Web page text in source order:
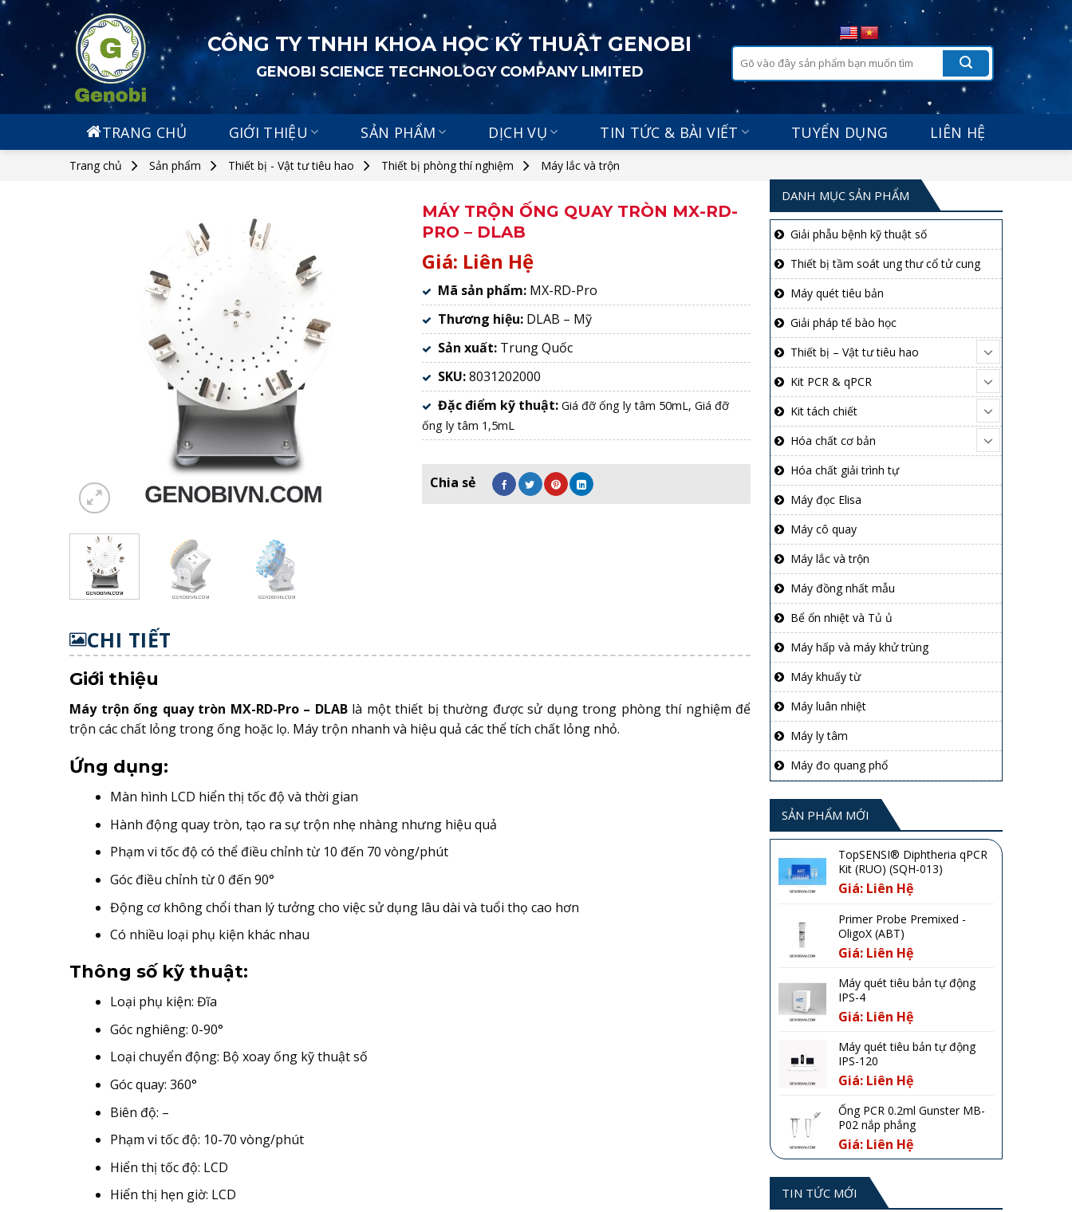
Skip
to
content
CÔNG TY TNHH KHOA HỌC KỸ THUẬT GENOBI
GENOBI SCIENCE TECHNOLOGY COMPANY LIMITED
kiếm:
TRANG CHỦ GIỚI THIỆU SẢN PHẨM DỊCH VỤ TIN TỨC & BÀI VIẾT TUYỂN DỤNG LIÊN HỆ
Trang chủ Sản phẩm Thiết bị - Vật tư tiêu hao Thiết bị phòng thí nghiệm Máy lắc và trộn
DANH MỤC SẢN PHẨM
Giải phẫu bệnh kỹ thuật số
Thiết bị tầm soát ung thư cổ tử cung
Máy quét tiêu bản
Giải pháp tế bào học
Thiết bị – Vật tư tiêu hao
Kit PCR & qPCR
Kit tách chiết
Hóa chất cơ bản
Hóa chất giải trình tự
Máy đọc Elisa
Máy cô quay
Máy lắc và trộn
Máy đồng nhất mẫu
Bể ổn nhiệt và Tủ ủ
Máy hấp và máy khử trùng
Máy khuấy từ
Máy luân nhiệt
Máy ly tâm
Máy đo quang phổ
SẢN PHẨM MỚI
TopSENSI® Diphtheria qPCR
Kit (RUO) (SQH-013)
Giá: Liên Hệ
Primer Probe Premixed -
OligoX (ABT)
Giá: Liên Hệ
Máy quét tiêu bản tự động
IPS-4
Giá: Liên Hệ
Máy quét tiêu bản tự động
IPS-120
Giá: Liên Hệ
Ống PCR 0.2ml Gunster MB-
P02 nắp phẳng
Giá: Liên Hệ
TIN TỨC MỚI
MÁY TRỘN ỐNG QUAY TRÒN MX-RD-
PRO – DLAB
Giá: Liên Hệ
Mã sản phẩm: MX-RD-Pro
Thương hiệu: DLAB – Mỹ
Sản xuất: Trung Quốc
SKU:8031202000
Đặc điểm kỹ thuật: Giá đỡ ống ly tâm 50mL,Giá đỡ
ống ly tâm 1,5mL
CHI TIẾT
Giới thiệu
Máy trộn ống quay tròn MX-RD-Pro – DLABlà một thiết bị thường được sử dụng trong phòng thí nghiệm để
trộn các chất lỏng trong ống hoặc lọ. Máy trộn nhanh và hiệu quả các thể tích chất lỏng nhỏ.
Ứng dụng:
Màn hình LCD hiển thị tốc độ và thời gian
Hành động quay tròn, tạo ra sự trộn nhẹ nhàng nhưng hiệu quả
Phạm vi tốc độ có thể điều chỉnh từ 10 đến 70 vòng/phút
Góc điều chỉnh từ 0 đến 90°
Động cơ không chổi than lý tưởng cho việc sử dụng lâu dài và tuổi thọ cao hơn
Có nhiều loại phụ kiện khác nhau
Thông số kỹ thuật:
Loại phụ kiện: Đĩa
Góc nghiêng: 0-90°
Loại chuyển động: Bộ xoay ống kỹ thuật số
Góc quay: 360°
Biên độ: –
Phạm vi tốc độ: 10-70 vòng/phút
Hiển thị tốc độ: LCD
Hiển thị hẹn giờ: LCD